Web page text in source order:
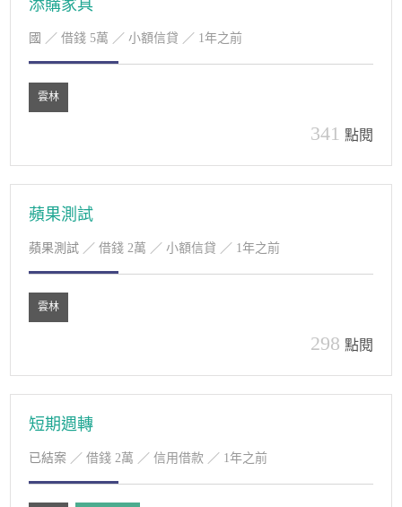
添購家具
國 ／ 借錢 5萬 ／ 小額信貸 ／ 1年之前
雲林
341 點閱
蘋果測試
蘋果測試 ／ 借錢 2萬 ／ 小額信貸 ／ 1年之前
雲林
298 點閱
短期週轉
已結案 ／ 借錢 2萬 ／ 信用借款 ／ 1年之前